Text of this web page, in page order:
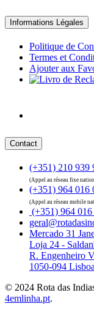
Informations Légales
Politique de
Termes et
Ajouter aux
Contact
(+351) 210 939
(Appel au réseau fixe
(+351) 964 016
(Appel au réseau mobile
(+351) 964 016
Mercado 31
Loja 24 -
R. Engenheiro
1050-094 Lisboa
© 2024 Rota das
4emlinha.pt.